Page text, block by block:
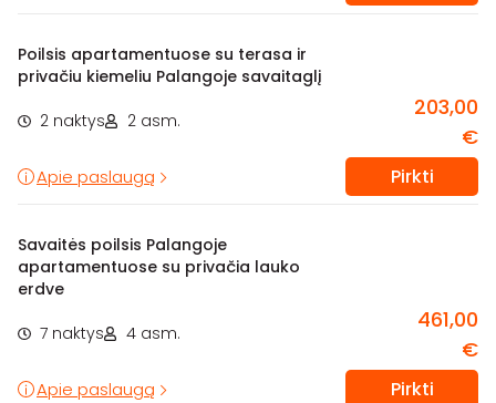
Poilsis apartamentuose su terasa ir
privačiu kiemeliu Palangoje savaitaglį
2 naktys 2 asm.
203,00
€
Apie paslaugą Pirkti
Savaitės poilsis Palangoje
apartamentuose su privačia lauko
erdve
7 naktys 4 asm.
461,00
€
Apie paslaugą Pirkti